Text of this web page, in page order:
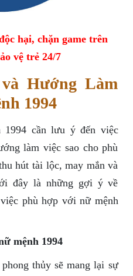
hại, chặn game trên
vệ trẻ 24/7
Hướng Làm
1994
1994 cần lưu ý đến việc
làm việc sao cho phù
hút tài lộc, may mắn và
đây là những gợi ý về
phù hợp với nữ mệnh
mệnh 1994
thủy sẽ mang lại sự